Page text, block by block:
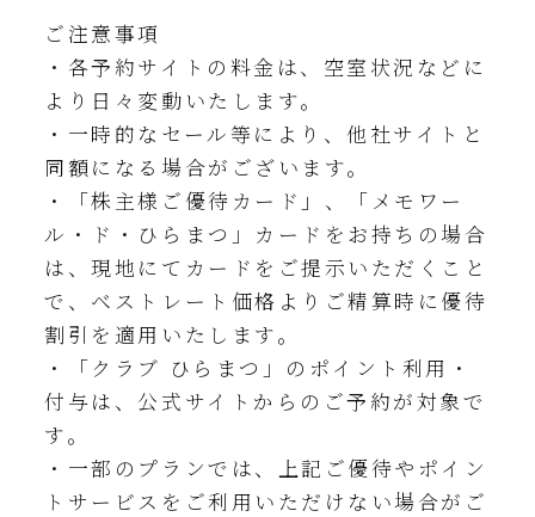
ご注意事項
・各予約サイトの料金は、空室状況などに
より日々変動いたします。
・一時的なセール等により、他社サイトと
同額になる場合がございます。
・「株主様ご優待カード」、「メモワー
ル・ド・ひらまつ」カードをお持ちの場合
は、現地にてカードをご提示いただくこと
で、ベストレート価格よりご精算時に優待
割引を適用いたします。
・「クラブ ひらまつ」のポイント利用・
付与は、公式サイトからのご予約が対象で
す。
・一部のプランでは、上記ご優待やポイン
トサービスをご利用いただけない場合がご